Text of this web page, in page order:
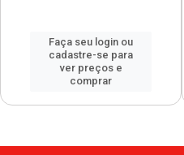
Faça seu login ou
cadastre-se para
ver preços e
comprar